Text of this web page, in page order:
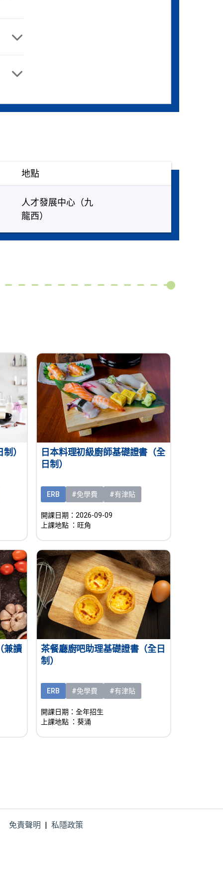
地點
人才發展中心（九
龍西）
）
日本料理初級廚師基礎證書（全
日制）
ERB #免學費 #有津貼
開課日期：2026-09-09
上課地點 ：旺角
兼讀
茶餐廳廚吧助理基礎證書（全日
制）
ERB #免學費 #有津貼
開課日期：全年招生
上課地點 ：葵涌
免責聲明 私隱政策